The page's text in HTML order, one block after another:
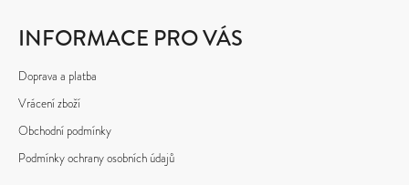
INFORMACE PRO VÁS
Doprava a platba
Vrácení zboží
Obchodní podmínky
Podmínky ochrany osobních údajů